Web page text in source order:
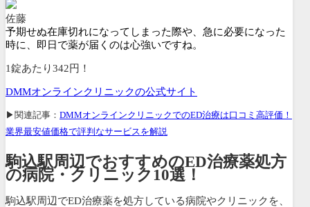
佐藤
予期せぬ在庫切れになってしまった際や、急に必要になった
時に、即日で薬が届くのは心強いですね。
1錠あたり342円！
DMMオンラインクリニックの公式サイト
▶関連記事： DMMオンラインクリニックでのED治療は口コミ高評価！
業界最安値価格で評判なサービスを解説
駒込駅周辺でおすすめのED治療薬処方
の病院・クリニック10選！
駒込駅周辺でED治療薬を処方している病院やクリニックを、